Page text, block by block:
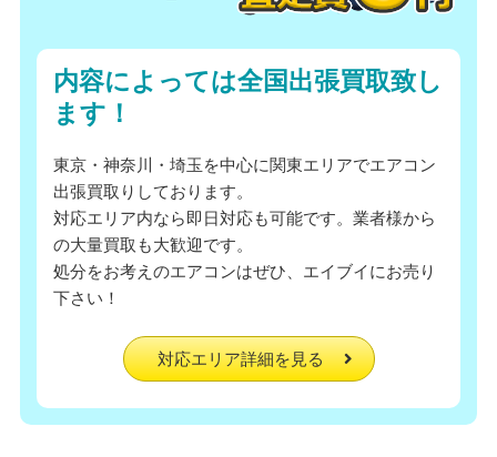
内容によっては全国出張買取致し
ます！
東京・神奈川・埼玉を中心に関東エリアでエアコン
出張買取りしております。
対応エリア内なら即日対応も可能です。業者様から
の大量買取も大歓迎です。
処分をお考えのエアコンはぜひ、エイブイにお売り
下さい！
対応エリア詳細を見る